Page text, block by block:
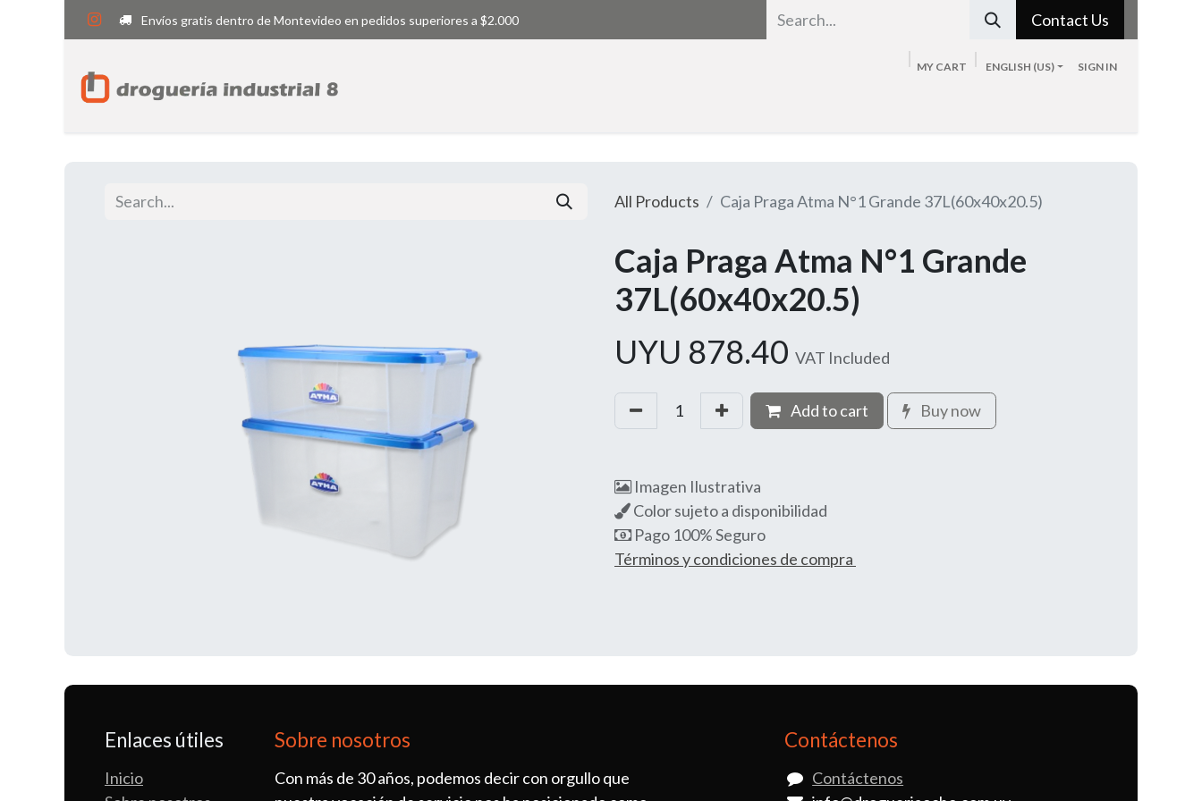
Envíos gratis dentro de Montevideo en pedidos superiores a $2.000 Contact Us
MY CART ENGLISH (US) SIGN IN
All Products Caja Praga Atma N°1 Grande 37L(60x40x20.5)
Caja Praga Atma N°1 Grande
37L(60x40x20.5)
UYU 878.40 VAT Included
Add to cart Buy now
Imagen Ilustrativa
Color sujeto a disponibilidad
Pago 100% Seguro
Términos y condiciones de compra
Enlaces útiles
Inicio
Sobre nosotros
Con más de 30 años, podemos decir con orgullo que
Contáctenos
Contáctenos